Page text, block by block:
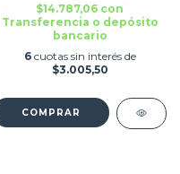
$14.787,06 con
Transferencia o depósito
bancario
6 cuotas sin interés de
$3.005,50